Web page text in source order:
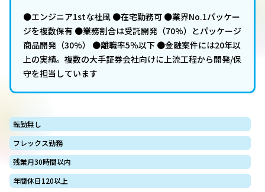
●エンジニア1stな社風 ●在宅勤務可 ●業界No.1パッケー
ジを複数保有 ●業務割合は受託開発（70%）とパッケージ
商品開発（30%） ●離職率5％以下 ●金融案件には20年以
上の実績。複数の大手証券会社向けに上流工程から開発/保
守を担当しています
転勤無し
フレックス勤務
残業月30時間以内
年間休日120以上